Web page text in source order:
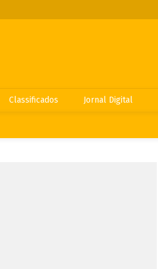
Classificados Jornal Digital